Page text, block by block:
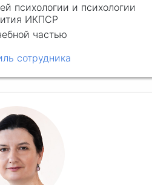
психологии и психологии
ИКПСР
частью
сотрудника